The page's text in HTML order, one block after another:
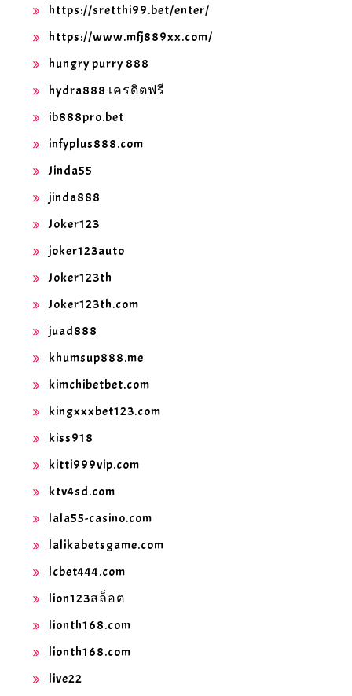
https://sretthi99.bet/enter/
https://www.mfj889xx.com/
hungry purry 888
hydra888 เครดิตฟรี
ib888pro.bet
infyplus888.com
Jinda55
jinda888
Joker123
joker123auto
Joker123th
Joker123th.com
juad888
khumsup888.me
kimchibetbet.com
kingxxxbet123.com
kiss918
kitti999vip.com
ktv4sd.com
lala55-casino.com
lalikabetsgame.com
lcbet444.com
lion123สล็อต
lionth168.com
lionth168.com
live22